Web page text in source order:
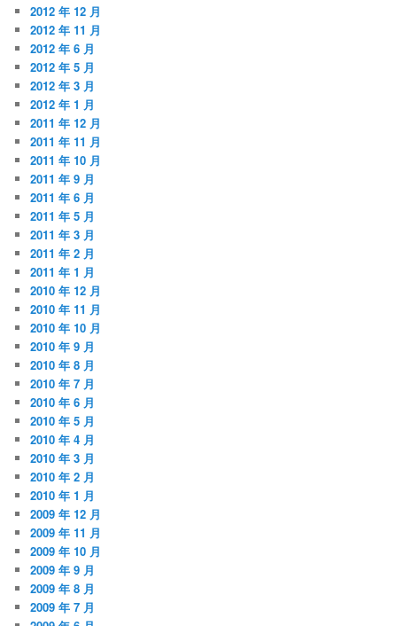
2012 年 12 月
2012 年 11 月
2012 年 6 月
2012 年 5 月
2012 年 3 月
2012 年 1 月
2011 年 12 月
2011 年 11 月
2011 年 10 月
2011 年 9 月
2011 年 6 月
2011 年 5 月
2011 年 3 月
2011 年 2 月
2011 年 1 月
2010 年 12 月
2010 年 11 月
2010 年 10 月
2010 年 9 月
2010 年 8 月
2010 年 7 月
2010 年 6 月
2010 年 5 月
2010 年 4 月
2010 年 3 月
2010 年 2 月
2010 年 1 月
2009 年 12 月
2009 年 11 月
2009 年 10 月
2009 年 9 月
2009 年 8 月
2009 年 7 月